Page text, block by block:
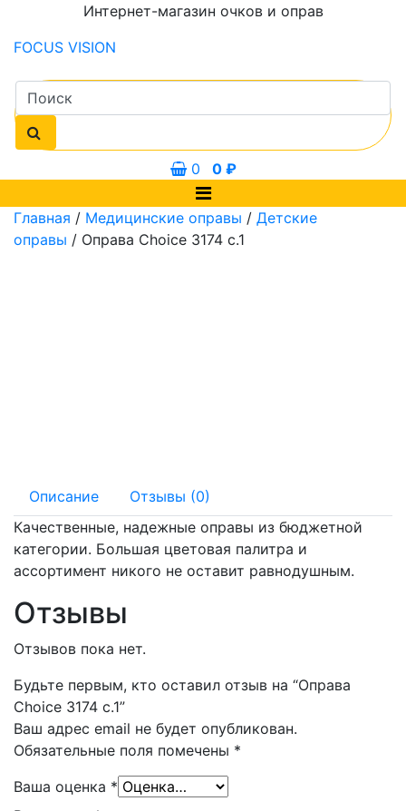
Интернет-магазин очков и оправ
FOCUS VISION
0 0 ₽
Главная / Медицинские оправы / Детские
оправы / Оправа Choice 3174 с.1
Описание
Отзывы (0)
Качественные, надежные оправы из бюджетной
категории. Большая цветовая палитра и
ассортимент никого не оставит равнодушным.
Отзывы
Отзывов пока нет.
Будьте первым, кто оставил отзыв на “Оправа
Choice 3174 с.1”
Ваш адрес email не будет опубликован.
Обязательные поля помечены *
Ваша оценка *